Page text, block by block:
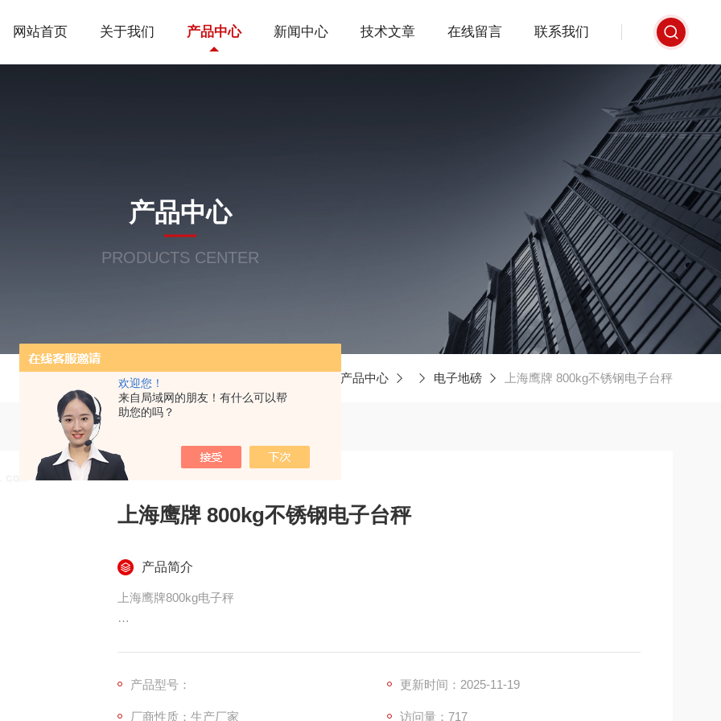
欢迎您！
来自局域网的朋友！有什么可以帮
助您的吗？
网站首页 关于我们 产品中心 新闻中心 技术文章 在线留言 联系我们
产品中心
PRODUCTS CENTER
产品中心 电子地磅 上海鹰牌 800kg不锈钢电子台秤
上海鹰牌 800kg不锈钢电子台秤
产品简介
上海鹰牌800kg电子秤
800kg电子秤_上海800kg电子台秤功能特点：
称重仪表：LED数码显示,清晰易读,
产品型号： 更新时间：2025-11-19
厂商性质：生产厂家 访问量：717